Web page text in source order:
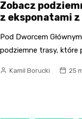
Zobacz
z eksponatami z
Pod Dworcem
podziemne trasy, które
Kamil Borucki 25